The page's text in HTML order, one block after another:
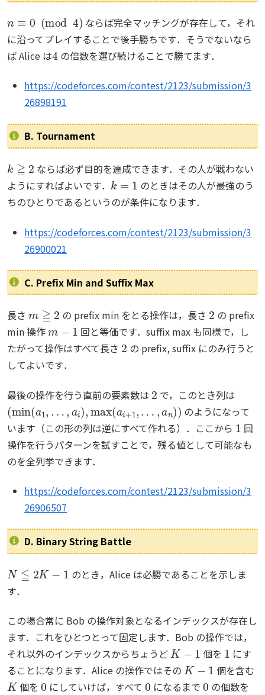
mod
ならば完全マッチングが存在して，それ
に沿ってプレイすることで後手勝ちです．そうでないなら
ば Alice は
4
の倍数を選び続けることで勝てます．
https://codeforces.com/contest/2123/submission/3
26898191
B. Tournament
≧
ならば必ず目的を達成できます．その人が戦わない
ようにすればよいです．
k=1
のときはその人が最強のう
ちのひとりであるというのが条件になります．
https://codeforces.com/contest/2123/submission/3
26900021
C. Prefix Min and Suffix Max
長さ
≧
の prefix min をとる操作は，長さ
の prefix
min 操作
m−1
回と等価です．suffix max も同様で，し
たがって操作はすべて長さ
2
の prefix, suffix にのみ行うと
してよいです．
最後の操作を行う直前の要素数は で，このとき列は
(min(a1,…,a i),max(ai+1,… ,a n))
のようになって
います（この形の列は逆にすべて作れる）．ここから
1
回
操作を行うパターンを試すことで，残る値として可能なも
のを全列挙できます．
https://codeforces.com/contest/2123/submission/3
26906507
D. Binary String Battle
のとき，Alice は必勝であることを示しま
す．
この場合常に Bob の操作対象となるインデックスが存在し
ます．これをひとつとって固定します．Bob の操作では，
それ以外のインデックスからちょうど
K−1
個を
1
にす
ることになります．Alice の操作ではその
K −1
個を含む
K
個を
0
にしていけば，すべて
0
になるまで
0
の個数を